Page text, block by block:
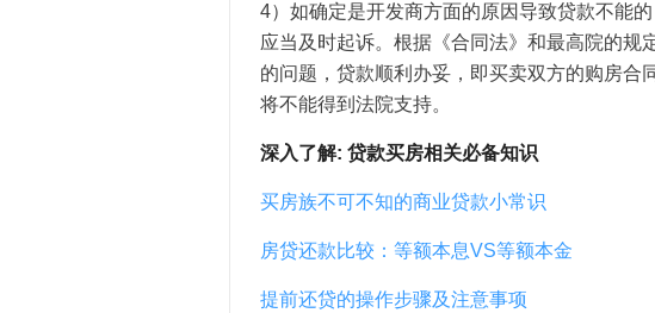
4）如确定是开发商方面的原因导致贷款不能
应当及时起诉。根据《合同法》和最高院的规
的问题，贷款顺利办妥，即买卖双方的购房合
将不能得到法院支持。
深入了解: 贷款买房相关必备知识
买房族不可不知的商业贷款小常识
房贷还款比较：等额本息VS等额本金
提前还贷的操作步骤及注意事项